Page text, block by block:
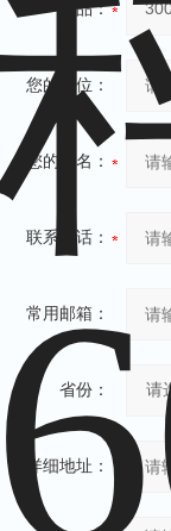
产品：
您的单位：
您的姓名：
联系电话：
常用邮箱：
省份：
详细地址：